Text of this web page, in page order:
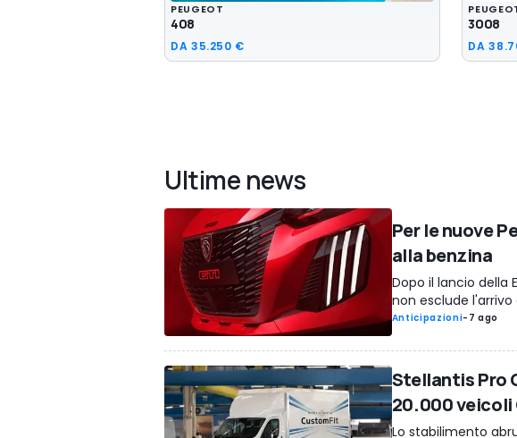
PEUGEOT
408
DA 35.250 €
3008
DA
Ultime news
Per le nuove
alla benzina
Dopo il lancio della
non esclude
Anticipazioni- 7 ago
Stellantis Pro
20.000
Lo stabilimento